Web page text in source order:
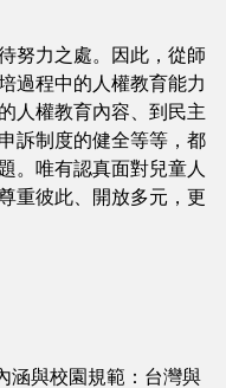
努力之處。因此，從師
過程中的人權教育能力
人權教育內容、到民主
訴制度的健全等等，都
。唯有認真面對兒童人
重彼此、開放多元，更
涵與校園規範：台灣與